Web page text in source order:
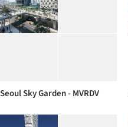
Seoul Sky Garden - MVRDV